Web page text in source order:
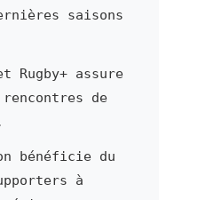
saisons
Rugby+ assure
de
bénéficie du
à